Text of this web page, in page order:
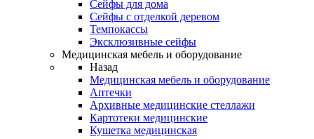
Сейфы для дома
Сейфы с отделкой деревом
Темпокассы
Эксклюзивные сейфы
Медицинская мебель и оборудование
Назад
Медицинская мебель и оборудование
Аптечки
Архивные медицинские стеллажи
Картотеки медицинские
Кушетка медицинская